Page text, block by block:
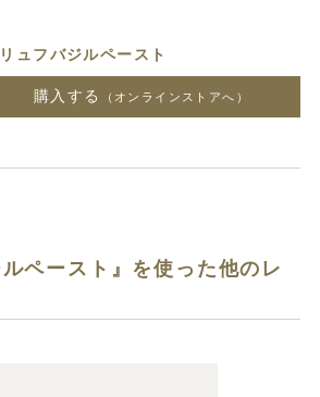
リュフバジルペースト
購入する （オンラインストアへ）
ルペースト』を使った他のレ